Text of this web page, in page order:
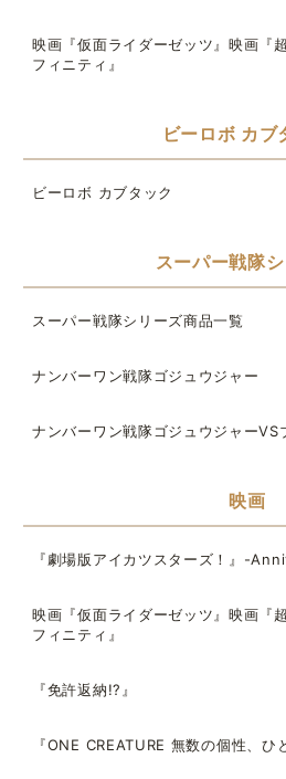
映画『仮面ライダーゼッツ』映画『
フィニティ』
ビーロボ カブ
ビーロボ カブタック
スーパー戦隊
スーパー戦隊シリーズ商品一覧
ナンバーワン戦隊ゴジュウジャー
ナンバーワン戦隊ゴジュウジャーVS
映画
『劇場版アイカツスターズ！』-
映画『仮面ライダーゼッツ』映画『
フィニティ』
『免許返納!?』
『ONE CREATURE 無数の個性、ひ